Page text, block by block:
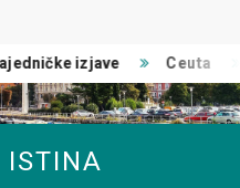
izjave Ceuta